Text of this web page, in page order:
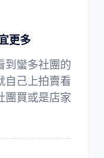
更多
到蠻多社團的
自己上拍賣看
團買或是店家